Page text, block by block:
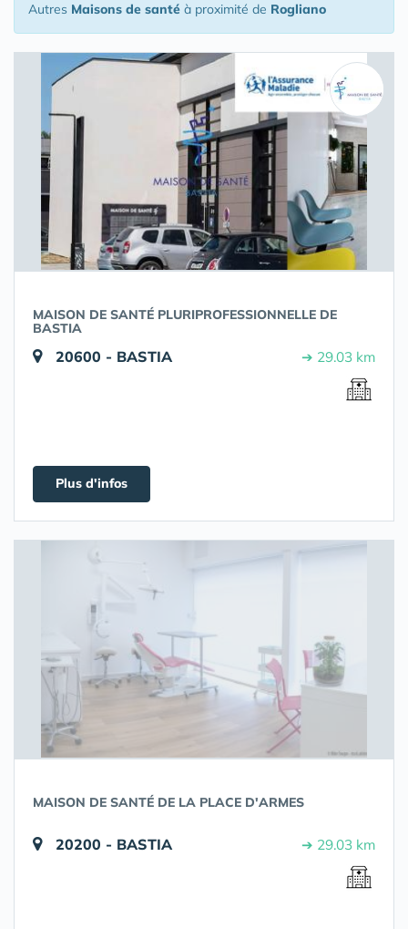
Autres Maisons de santé à proximité de Rogliano
MAISON DE SANTÉ PLURIPROFESSIONNELLE DE
BASTIA
20600 - BASTIA ➔ 29.03 km
Plus d'infos
MAISON DE SANTÉ DE LA PLACE D'ARMES
20200 - BASTIA ➔ 29.03 km